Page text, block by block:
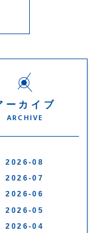
ーカイブ
ARCHIVE
2026-08
2026-07
2026-06
2026-05
2026-04